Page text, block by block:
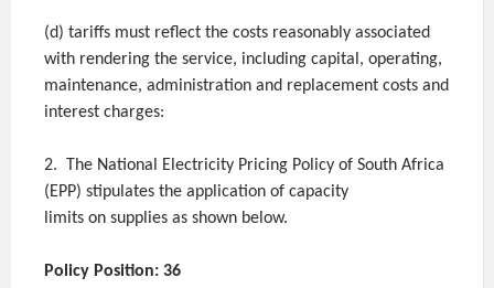
(d) tariffs must reflect the costs reasonably associated
with rendering the service, including capital, operating,
maintenance, administration and replacement costs and
interest charges:
2. The National Electricity Pricing Policy of South Africa
(EPP) stipulates the application of capacity
limits on supplies as shown below.
Policy Position: 36